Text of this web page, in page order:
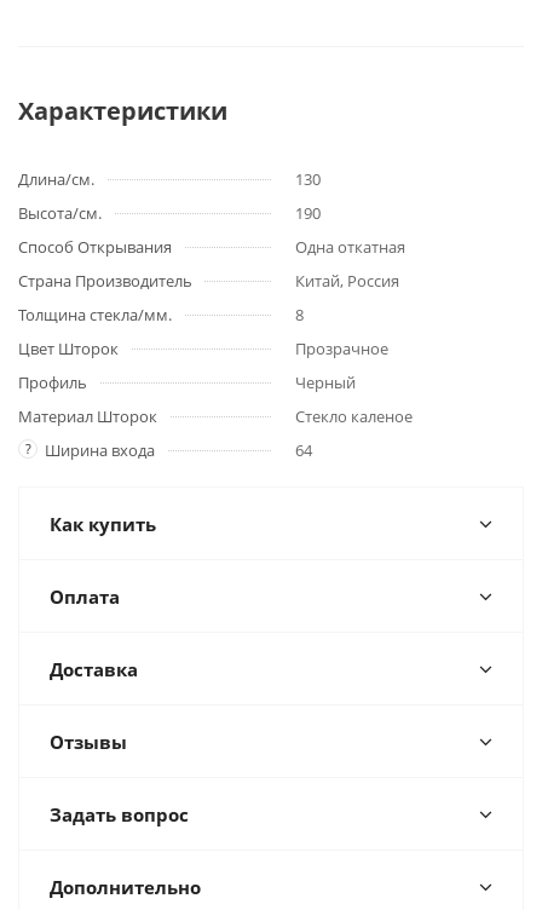
Характеристики
Длина/см.
130
Высота/см.
190
Способ Открывания
Одна откатная
Страна Производитель
Китай, Россия
Толщина стекла/мм.
8
Цвет Шторок
Прозрачное
Профиль
Черный
Материал Шторок
Стекло каленое
? Ширина входа 64
Как купить
Оплата
Доставка
Отзывы
Задать вопрос
Дополнительно